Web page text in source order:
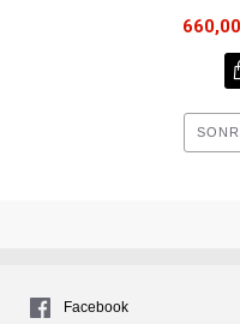
Facebook